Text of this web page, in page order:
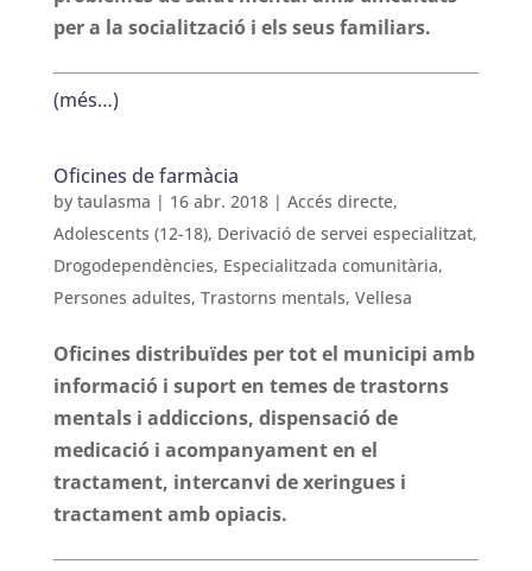
per a la socialització i els seus familiars.
(més…)
Oficines de farmàcia
by taulasma | 16 abr. 2018| Accés directe,
Adolescents (12-18), Derivació de servei especialitzat,
Drogodependències, Especialitzada comunitària,
Persones adultes, Trastorns mentals, Vellesa
Oficines distribuïdes per tot el municipi amb
informació i suport en temes de trastorns
mentals i addiccions, dispensació de
medicació i acompanyament en el
tractament, intercanvi de xeringues i
tractament amb opiacis.